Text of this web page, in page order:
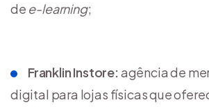
de e-learning;
Franklin Instore: agência de
digital para lojas físicas que